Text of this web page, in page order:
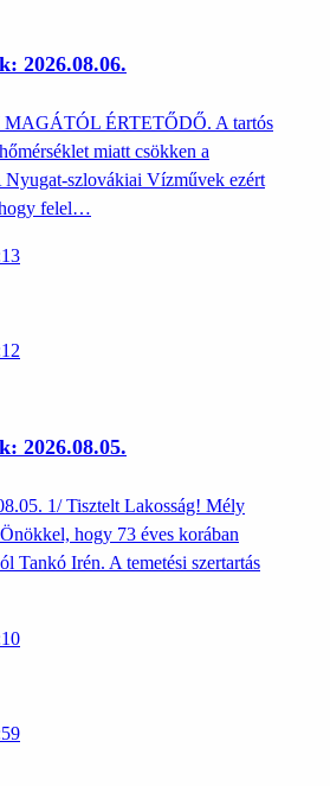
2026.08.06.
ÉRTETŐDŐ. A tartós
miatt csökken a
Nyugat-szlovákiai Vízművek ezért
hogy felel…
2026.08.05.
1/ Tisztelt Lakosság! Mély
hogy 73 éves korában
Tankó Irén. A temetési szertartás